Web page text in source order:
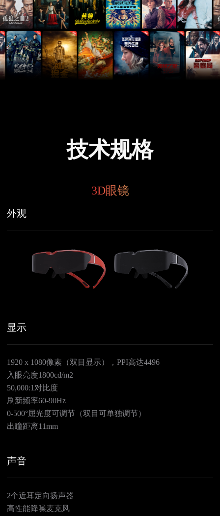
技术规格
3D眼镜
外观
显示
1920 x 1080像素（双目显示），PPI高达4496
入眼亮度1800cd/m2
50,000:1对比度
刷新频率60-90Hz
0-500°屈光度可调节（双目可单独调节）
出瞳距离11mm
声音
2个近耳定向扬声器
高性能降噪麦克风